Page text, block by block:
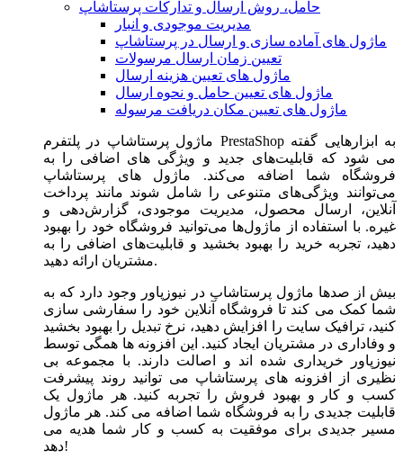
حامل، روش ارسال و تدارکات پرستاشاپ
مدیریت موجودی و انبار
ماژول های آماده سازی و ارسال در پرستاشاپ
تعیین زمان ارسال مرسولات
ماژول های تعیین هزینه ارسال
ماژول های تعیین حامل و نحوه ارسال
ماژول های تعیین مکان دریافت مرسوله
ماژول‌ پرستاشاپ در پلتفرم PrestaShop به ابزارهایی گفته
می شود که قابلیت‌های جدید و ویژگی های اضافی را به
فروشگاه شما اضافه می‌کند. ماژول های پرستاشاپ
می‌توانند ویژگی‌های متنوعی را شامل شوند مانند پرداخت
آنلاین، ارسال محصول، مدیریت موجودی، گزارش‌دهی و
غیره. با استفاده از ماژول‌ها می‌توانید فروشگاه خود را بهبود
دهید، تجربه خرید را بهبود بخشید و قابلیت‌های اضافی را به
مشتریان ارائه دهید.
بیش از صدها ماژول پرستاشاپ در نیوزپاور وجود دارد که به
شما کمک می کند تا فروشگاه آنلاین خود را سفارشی سازی
کنید، ترافیک سایت را افزایش دهید، نرخ تبدیل را بهبود بخشید
و وفاداری در مشتریان ایجاد کنید. این افزونه ها همگی توسط
نیوزپاور خریداری شده اند و اصالت دارند. با مجموعه بی
نظیری از افزونه های پرستاشاپ می توانید روند پیشرفت
کسب و کار و بهبود فروش را تجربه کنید. هر ماژول یک
قابلیت جدیدی را به فروشگاه شما اضافه می کند. هر ماژول
مسیر جدیدی برای موفقیت به کسب و کار شما هدیه می
دهد!